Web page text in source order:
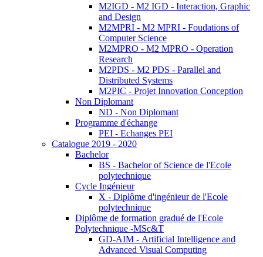
M2IGD - M2 IGD - Interaction, Graphic
and Design
M2MPRI - M2 MPRI - Foudations of
Computer Science
M2MPRO - M2 MPRO - Operation
Research
M2PDS - M2 PDS - Parallel and
Distributed Systems
M2PIC - Projet Innovation Conception
Non Diplomant
ND - Non Diplomant
Programme d'échange
PEI - Echanges PEI
Catalogue 2019 - 2020
Bachelor
BS - Bachelor of Science de l'Ecole
polytechnique
Cycle Ingénieur
X - Diplôme d'ingénieur de l'Ecole
polytechnique
Diplôme de formation gradué de l'Ecole
Polytechnique -MSc&T
GD-AIM - Artificial Intelligence and
Advanced Visual Computing